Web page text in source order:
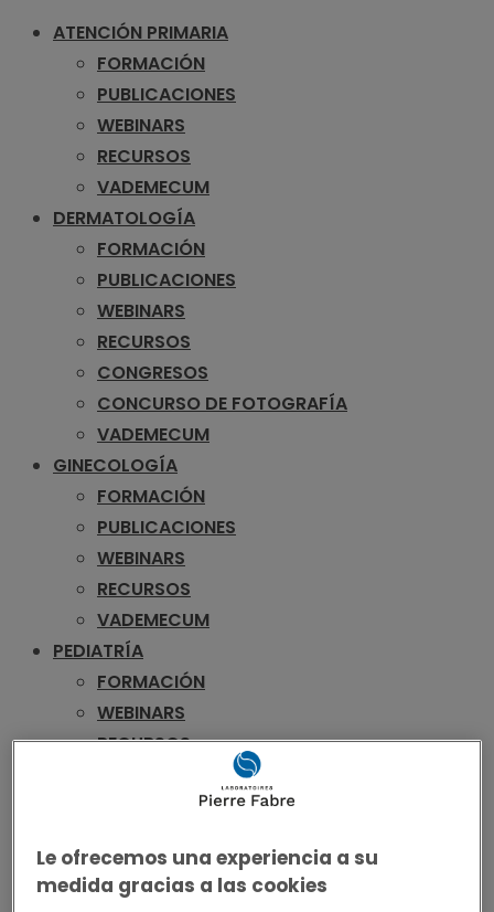
ATENCIÓN PRIMARIA
FORMACIÓN
PUBLICACIONES
WEBINARS
RECURSOS
VADEMECUM
DERMATOLOGÍA
FORMACIÓN
PUBLICACIONES
WEBINARS
RECURSOS
CONGRESOS
CONCURSO DE FOTOGRAFÍA
VADEMECUM
GINECOLOGÍA
FORMACIÓN
PUBLICACIONES
WEBINARS
RECURSOS
VADEMECUM
PEDIATRÍA
FORMACIÓN
WEBINARS
RECURSOS
PUBLICACIONES
WEBINARS
Le ofrecemos una experiencia a su
medida gracias a las cookies